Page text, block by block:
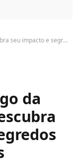
e segredos revelados
da